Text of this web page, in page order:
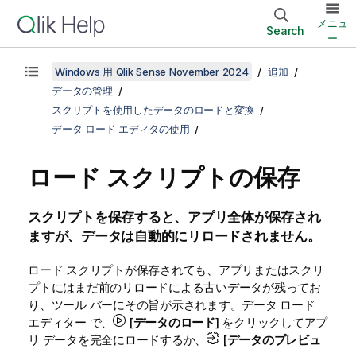
Search
メニュ
ー
Windows 用 Qlik Sense November 2024
追加
データの管理
スクリプトを使用したデータのロードと変換
データ ロード エディタの使用
ロード スクリプトの保存
スクリプトを保存すると、アプリ全体が保存され
ますが、データは自動的にリロードされません。
ロード スクリプトが保存されても、アプリまたはスクリ
プトにはまだ前のリロードによる古いデータが残ってお
り、ツール バーにその旨が示されます。 データ ロード
エディター で、 [データのロード] をクリックしてアプ
リ データを完全にロードするか、
[データのプレビュ